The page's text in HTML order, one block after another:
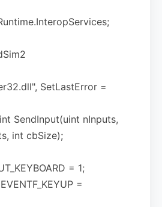
SetLastError =
SendInput(uint nInputs,
int cbSize);
= 1;
=